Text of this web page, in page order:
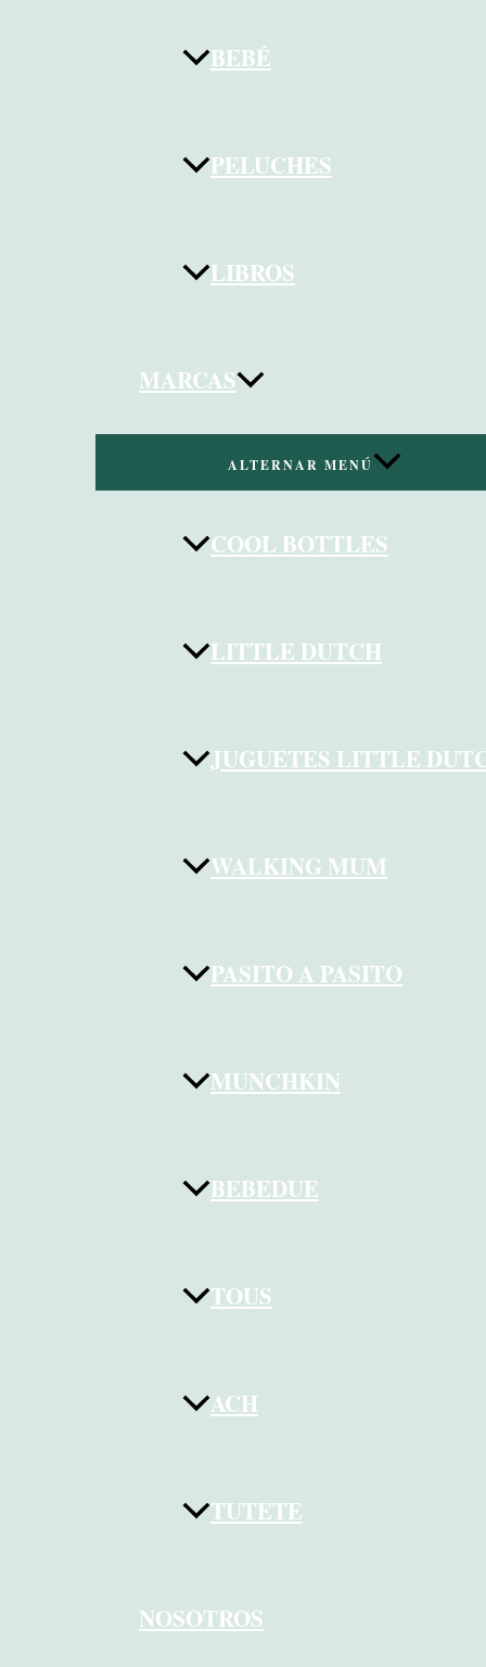
BEBÉ
PELUCHES
LIBROS
MARCAS
ALTERNAR MENÚ
COOL BOTTLES
LITTLE DUTCH
JUGUETES LITTLE
WALKING MUM
PASITO A PASITO
MUNCHKIN
BEBEDUE
TOUS
ACH
TUTETE
NOSOTROS